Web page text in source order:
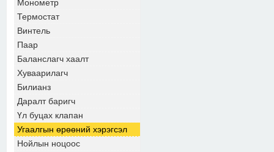
Монометр
Термостат
Винтель
Паар
Баланслагч хаалт
Хуваарилагч
Билианз
Даралт баригч
Үл буцах клапан
Угаалгын өрөөний хэрэгсэл
Нойлын ноцоос